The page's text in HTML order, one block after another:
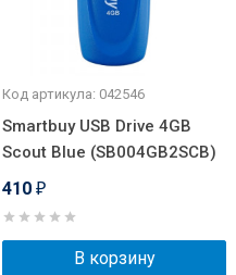
Код артикула: 042546
Smartbuy USB Drive 4GB
Scout Blue (SB004GB2SCB)
410 ₽
В корзину